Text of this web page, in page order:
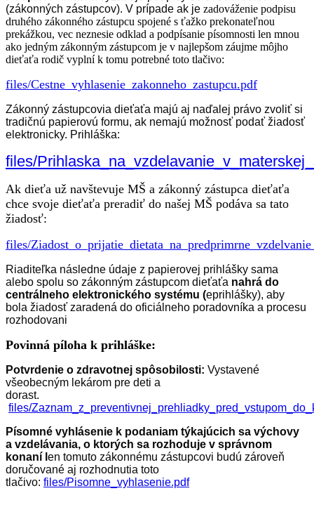
(zákonných zástupcov). V prípade ak je zadováženie podpisu
druhého zákonného zástupcu spojené s ťažko prekonateľnou
prekážkou, vec neznesie odklad a podpísanie písomnosti len mnou
ako jedným zákonným zástupcom je v najlepšom záujme môjho
dieťaťa rodič vyplní k tomu potrebné toto tlačivo:
files/Cestne_vyhlasenie_zakonneho_zastupcu.pdf
Zákonný zástupcovia dieťaťa majú aj naďalej právo zvoliť si
tradičnú papierovú formu, ak nemajú možnosť podať žiadosť
elektronicky. Prihláška:
files/
Ak dieťa už navštevuje MŠ a zákonný zástupca dieťaťa
chce svoje dieťaťa preradiť do našej MŠ podáva sa tato
žiadosť:
files/
Riaditeľka následne údaje z papierovej prihlášky sama
alebo spolu so zákonným zástupcom dieťaťa nahrá do
centrálneho elektronického systému (eprihlášky), aby
bola žiadosť zaradená do oficiálneho poradovníka a procesu
rozhodovani
Povinná píloha k prihláške:
Potvrdenie o zdravotnej spôsobilosti: Vystavené
všeobecným lekárom pre deti a
dorast.
files/
Písomné vyhlásenie k podaniam týkajúcich sa výchovy
a vzdelávania, o ktorých sa rozhoduje v správnom
konaní l en tomuto zákonnému zástupcovi budú zároveň
doručované aj rozhodnutia toto
tlačivo: files/Pisomne_vyhlasenie.pdf